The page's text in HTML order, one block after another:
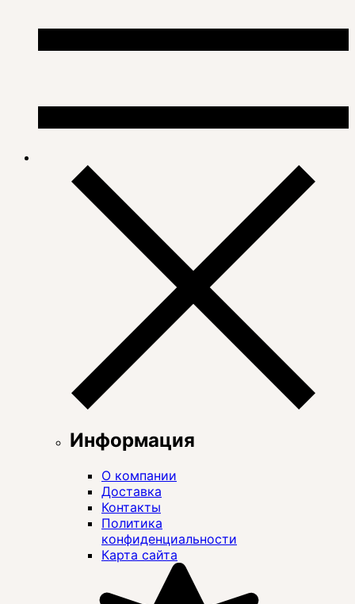
Информация
О компании
Доставка
Контакты
Политика
конфиденциальности
Карта сайта